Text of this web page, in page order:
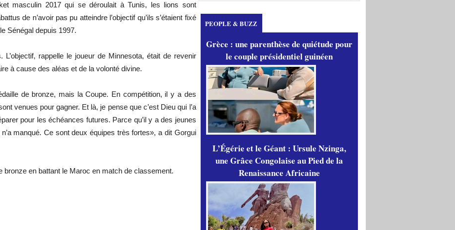
masculin 2017 qui se déroulait à Tunis, les lions sont
de n’avoir pas pu atteindre l’objectif qu’ils s’étaient fixé
Sénégal depuis 1997.
rappelle le joueur de Minnesota, était de revenir
à cause des aléas et de la volonté divine.
de bronze, mais la Coupe. En compétition, il y a des
venues pour gagner. Et là, je pense que c’est Dieu qui l’a
pour les échéances futures. Parce qu’il y a des jeunes
manqué. Ce sont deux équipes très fortes», a dit Gorgui
bronze en battant le Maroc en match de classement.
PEOPLE & BUZZ
Grèce : une parenthèse de quiétude pour
le couple présidentiel guinéen
L’Égérie et le Géant : Ursule Nzinga,
une Grâce Congolaise au Pied de la
Renaissance Africaine